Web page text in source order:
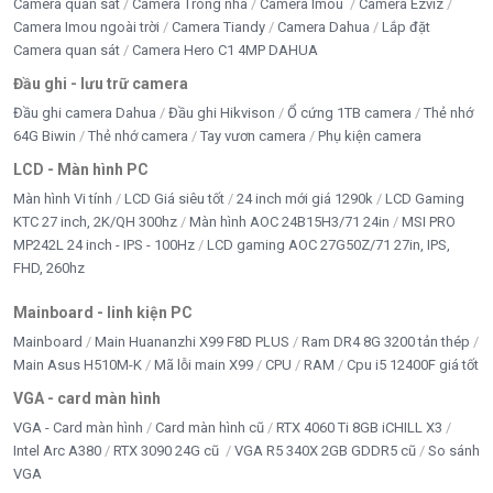
🌐Website:https://tanphatad.com
Bấm 5 sao để ủng hộ shop
UNV IPC-S3E-M3
Độ phân giải
Góc quay Ngang 360°, Dọc 90°
Camera quan sát Camera Trong nhà Camera Imou
Camera Ezviz
Camera Imou ngoài trời
Camera Tiandy Camera Dahua
Lắp đặt
Camera quan sát
Camera Hero C1 4MP DAHUA
Đầu ghi - lưu trữ camera
Đầu ghi camera Dahua Đầu ghi Hikvison Ổ cứng 1TB camera
Thẻ nhớ
64G Biwin
Thẻ nhớ camera Tay vươn camera Phụ kiện camera
LCD - Màn hình PC
Màn hình Vi tính LCD Giá siêu tốt 24 inch mới giá 1290k
LCD Gaming
KTC 27 inch, 2K/QH 300hz
Màn hình AOC 24B15H3/71 24in
MSI PRO
MP242L 24 inch - IPS - 100Hz
LCD gaming AOC 27G50Z/71 27in, IPS,
FHD, 260hz
Mainboard - linh kiện PC
Mainboard Main Huananzhi X99 F8D PLUS
Ram DR4 8G 3200 tản thép
Main Asus H510M-K
Mã lỗi main X99 CPU RAM Cpu i5 12400F giá tốt
VGA - card màn hình
VGA - Card màn hình Card màn hình cũ
RTX 4060 Ti 8GB iCHILL X3
Intel Arc A380
RTX 3090 24G cũ VGA R5 340X 2GB GDDR5 cũ
So sánh
VGA